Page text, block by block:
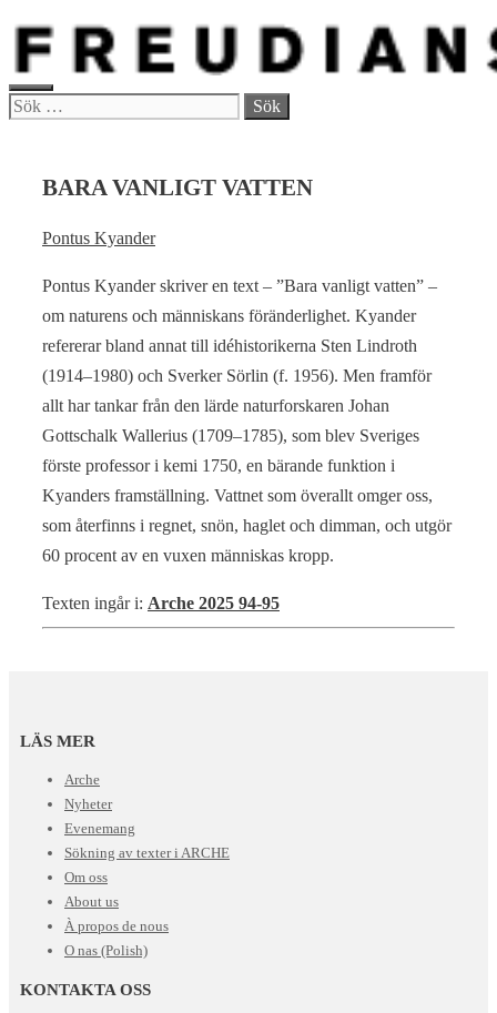
Hoppa
innehåll
MENY
Sök
BARA VANLIGT VATTEN
Pontus Kyander
Pontus Kyander skriver en text – ”Bara vanligt vatten” –
om naturens och människans föränderlighet. Kyander
refererar bland annat till idéhistorikerna Sten Lindroth
(1914–1980) och Sverker Sörlin (f. 1956). Men framför
allt har tankar från den lärde naturforskaren Johan
Gottschalk Wallerius (1709–1785), som blev Sveriges
förste professor i kemi 1750, en bärande funktion i
Kyanders framställning. Vattnet som överallt omger oss,
som återfinns i regnet, snön, haglet och dimman, och utgör
60 procent av en vuxen människas kropp.
Texten ingår i: Arche 2025 94-95
LÄS MER
Arche
Nyheter
Evenemang
Sökning av texter i ARCHE
Om oss
About us
À propos de nous
O nas (Polish)
KONTAKTA OSS